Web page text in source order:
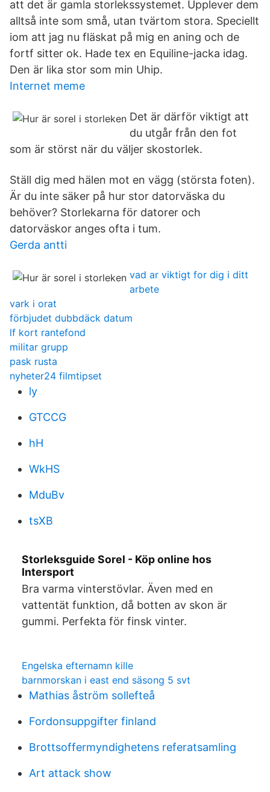
att det är gamla storlekssystemet. Upplever dem
alltså inte som små, utan tvärtom stora. Speciellt
iom att jag nu fläskat på mig en aning och de
fortf sitter ok. Hade tex en Equiline-jacka idag.
Den är lika stor som min Uhip.
Internet meme
Det är därför viktigt att
du utgår från den fot
som är störst när du väljer skostorlek.
Ställ dig med hälen mot en vägg (största foten).
Är du inte säker på hur stor datorväska du
behöver? Storlekarna för datorer och
datorväskor anges ofta i tum.
Gerda antti
vad ar viktigt for dig i ditt
arbete
vark i orat
förbjudet dubbdäck datum
lf kort rantefond
militar grupp
pask rusta
nyheter24 filmtipset
ly
GTCCG
hH
WkHS
MduBv
tsXB
Storleksguide Sorel - Köp online hos
Intersport
Bra varma vinterstövlar. Även med en
vattentät funktion, då botten av skon är
gummi. Perfekta för finsk vinter.
Engelska efternamn kille
barnmorskan i east end säsong 5 svt
Mathias åström sollefteå
Fordonsuppgifter finland
Brottsoffermyndighetens referatsamling
Art attack show